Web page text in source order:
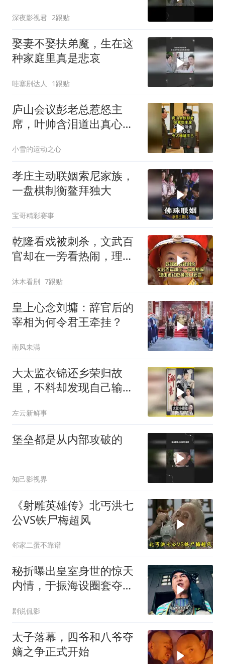
深夜影视君 2跟贴
娶妻不娶扶弟魔，生在这
种家庭里真是悲哀
哇塞剧达人 1跟贴
庐山会议彭老总惹怒主
席，叶帅含泪道出真心
小雪的运动之心
孝庄主动联姻索尼家族，
一盘棋制衡鳌拜独大
宝哥精彩赛事
乾隆看戏被刺杀，文武百
官却在一旁看热闹，理由
沐木看剧 7跟贴
皇上心念刘墉：辞官后的
宰相为何令君王牵挂？
南风未满
大太监衣锦还乡荣归故
里，不料却发现自己输得
左云新鲜事
堡垒都是从内部攻破的
知己影视界
《射雕英雄传》北丐洪七
公VS铁尸梅超风
邻家二蛋不靠谱
秘折曝出皇室身世的惊天
内情，于振海设圈套夺权
剧说侃影
太子落幕，四爷和八爷夺
嫡之争正式开始